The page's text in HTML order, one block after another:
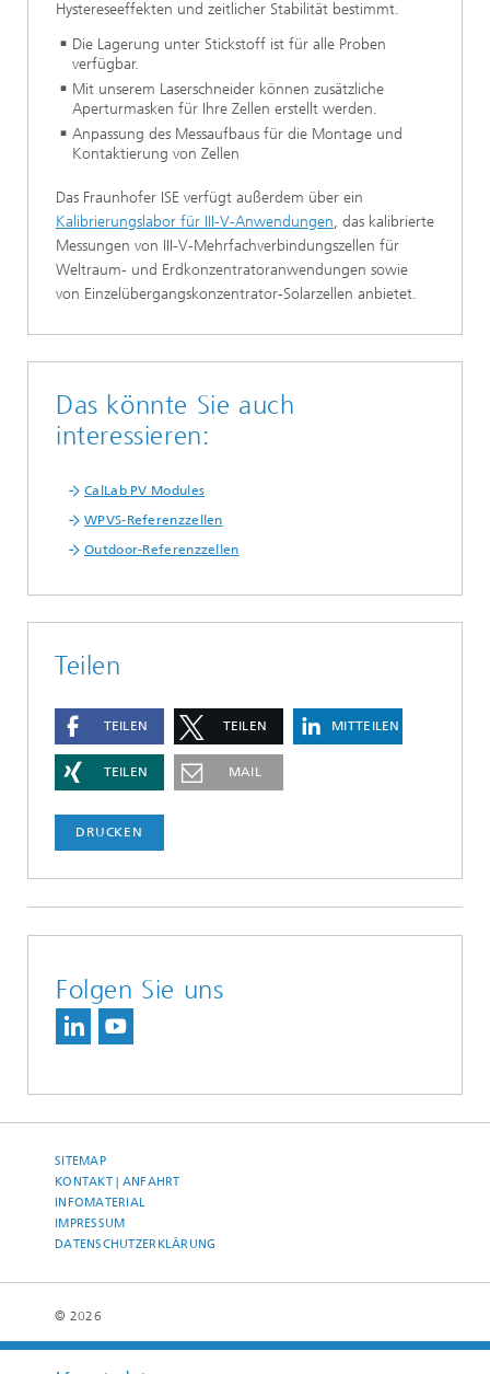
Hystereseeffekten und zeitlicher Stabilität bestimmt.
Die Lagerung unter Stickstoff ist für alle Proben
verfügbar.
Mit unserem Laserschneider können zusätzliche
Aperturmasken für Ihre Zellen erstellt werden.
Anpassung des Messaufbaus für die Montage und
Kontaktierung von Zellen
Das Fraunhofer ISE verfügt außerdem über ein
Kalibrierungslabor für III-V-Anwendungen, das kalibrierte
Messungen von III-V-Mehrfachverbindungszellen für
Weltraum- und Erdkonzentratoranwendungen sowie
von Einzelübergangskonzentrator-Solarzellen anbietet.
Das könnte Sie auch
interessieren:
CalLab PV Modules
WPVS-Referenzzellen
Outdoor-Referenzzellen
Teilen
TEILEN TEILEN MITTEILEN
TEILEN MAIL
DRUCKEN
Folgen Sie uns
SITEMAP
KONTAKT | ANFAHRT
INFOMATERIAL
IMPRESSUM
DATENSCHUTZERKLÄRUNG
© 2026